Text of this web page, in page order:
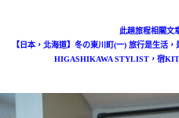
此趟旅程相關文
【日本，北海道】冬の東川町(一) 旅行是生活
HIGASHIKAWA STYLIST，宿